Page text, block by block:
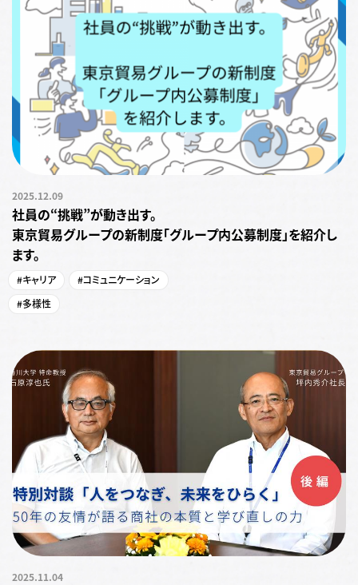
2025.12.09
社員の“挑戦”が動き出す。
東京貿易グループの新制度「グループ内公募制度」を紹介し
ます。
#キャリア
#コミュニケーション
#多様性
2025.11.04